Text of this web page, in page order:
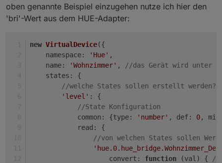
oben genannte Beispiel einzugehen nutze ich hier den
'bri'-Wert aus dem HUE-Adapter:
new VirtualDevice({
namespace: 'Hue' ,
name: 'Wohnzimmer' ,
//das Gerät wird unter
states : {
//welche States sollen erstellt werden?
'level' : {
//State Konfiguration
common : {type: 'number' , def: 0, min
read : {
//von welchen States sollen
convert : function (val ) {
//